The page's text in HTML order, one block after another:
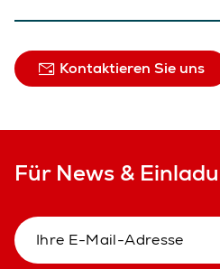
Kontaktieren Sie uns
Für News &